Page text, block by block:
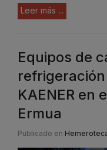
Leer más ...
Equipos de
KAENER en
Ermua
Publicado en